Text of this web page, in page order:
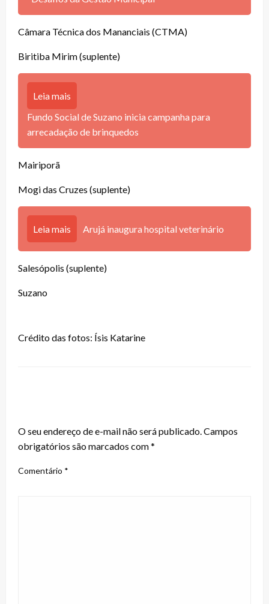
Câmara Técnica dos Mananciais (CTMA)
Biritiba Mirim (suplente)
Leia mais
Fundo Social de Suzano inicia campanha para
arrecadação de brinquedos
Mairiporã
Mogi das Cruzes (suplente)
Leia mais Arujá inaugura hospital veterinário
Salesópolis (suplente)
Suzano
Crédito das fotos: Ísis Katarine
O seu endereço de e-mail não será publicado.Campos
obrigatórios são marcados com*
Comentário *